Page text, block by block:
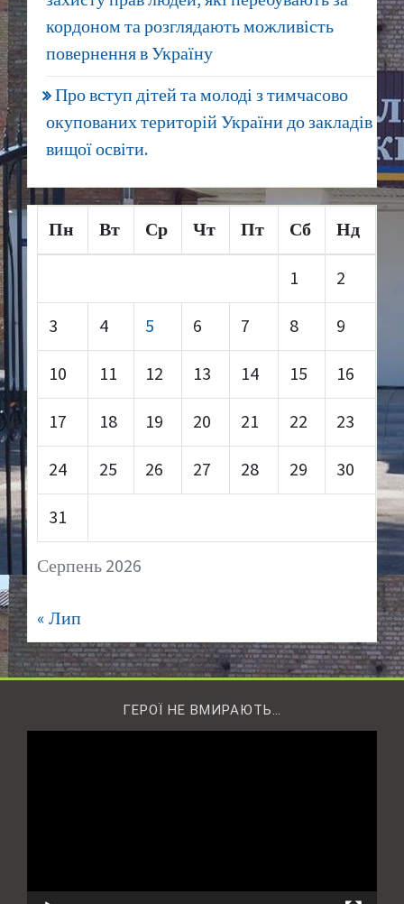
кордоном та розглядають можливість
повернення в Україну
Про вступ дітей та молоді з тимчасово
окупованих територій України до закладів
вищої освіти.
Серпень 2026
Пн Вт Ср Чт Пт Сб Нд
1 2
3 4 5 6 7 8 9
10 11 12 13 14 15 16
17 18 19 20 21 22 23
24 25 26 27 28 29 30
31
« Лип
ГЕРОЇ НЕ ВМИРАЮТЬ…